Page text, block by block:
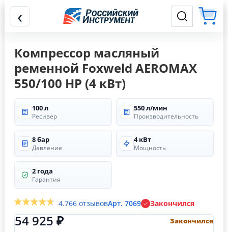
‹
Компрессор масляный
ременной Foxweld AEROMAX
550/100 HP (4 кВт)
100 л
Ресивер
550 л/мин
Производительность
8 бар
Давление
4 кВт
Мощность
2 года
Гарантия
4.766 отзывовАрт. 7069 Закончился
54 925 ₽ Закончился